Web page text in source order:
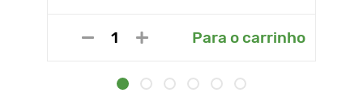
Para o carrinho